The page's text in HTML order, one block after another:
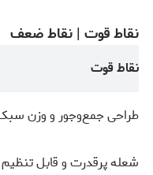
نقاط قوت | نقاط ضعف
نقاط قوت
طراحی جمع‌وجور و وزن
شعله پرقدرت و قابل تنظیم